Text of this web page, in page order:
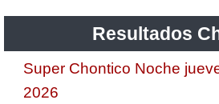
Resultados
Super Chontico Noche
2026